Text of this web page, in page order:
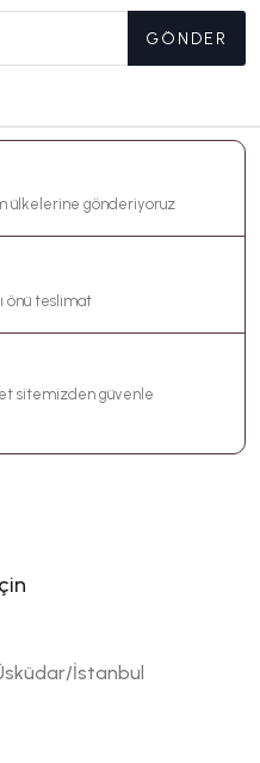
GÖNDER
ülkelerine gönderiyoruz
önü teslimat
sitemizden güvenle
Üsküdar/İstanbul